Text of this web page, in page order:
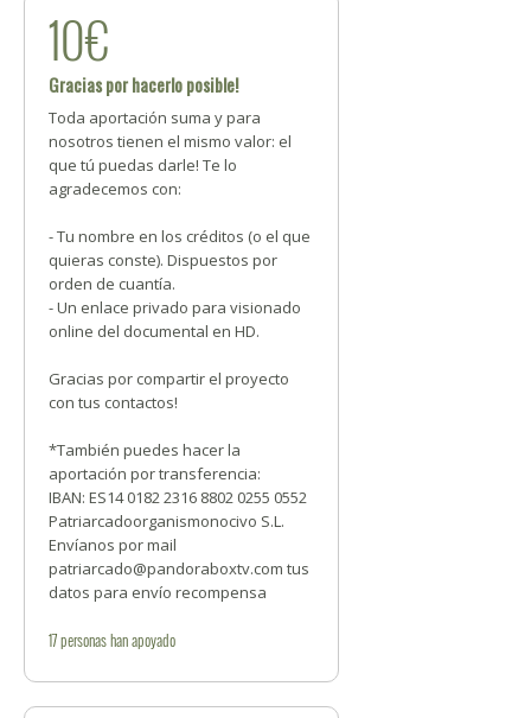
10€
Gracias por hacerlo posible!
Toda aportación suma y para
nosotros tienen el mismo valor: el
que tú puedas darle! Te lo
agradecemos con:
- Tu nombre en los créditos (o el que
quieras conste). Dispuestos por
orden de cuantía.
- Un enlace privado para visionado
online del documental en HD.
Gracias por compartir el proyecto
con tus contactos!
*También puedes hacer la
aportación por transferencia:
IBAN: ES14 0182 2316 8802 0255 0552
Patriarcadoorganismonocivo S.L.
Envíanos por mail
patriarcado@pandoraboxtv.com tus
datos para envío recompensa
17personashan apoyado